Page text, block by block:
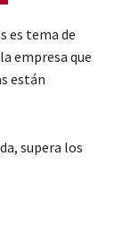
es tema de
empresa que
están
supera los